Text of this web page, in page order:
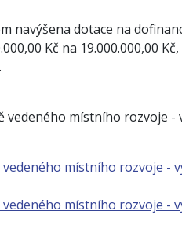
navýšena dotace na
Kč na 19.000.000,00